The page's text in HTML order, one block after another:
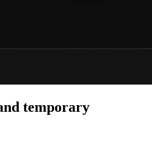
temporary